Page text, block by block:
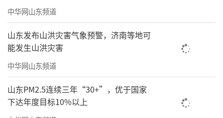
中华网山东频道
山东发布山洪灾害气象预警，济南等地可
能发生山洪灾害
中华网山东频道
山东PM2.5连续三年“30+”，优于国家
下达年度目标10%以上